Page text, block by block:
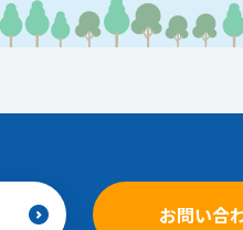
お問い合